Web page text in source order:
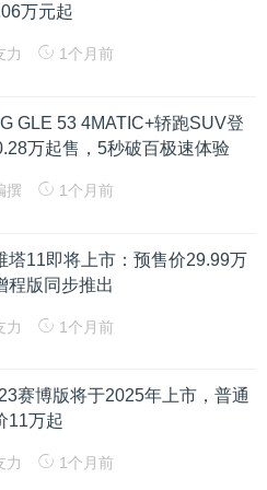
万元起
力 1个月前
GLE 53 4MATIC+轿跑SUV登
万起售，5秒破百极速体验
撰 1个月前
塔11即将上市：预售价29.99万
程版同步推出
力 1个月前
赛博版将于2025年上市，普通
11万起
力 1个月前